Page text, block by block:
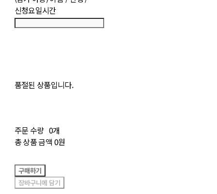
신청요일시간
품절된 상품입니다.
주문 수량 0개
총 상품 금액 0원
구매하기
장바구니에 담기